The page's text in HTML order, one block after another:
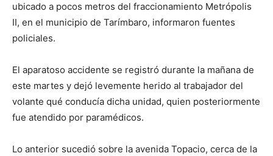
ubicado a pocos metros del fraccionamiento Metrópolis
II, en el municipio de Tarímbaro, informaron fuentes
policiales.
El aparatoso accidente se registró durante la mañana de
este martes y dejó levemente herido al trabajador del
volante qué conducía dicha unidad, quien posteriormente
fue atendido por paramédicos.
Lo anterior sucedió sobre la avenida Topacio, cerca de la